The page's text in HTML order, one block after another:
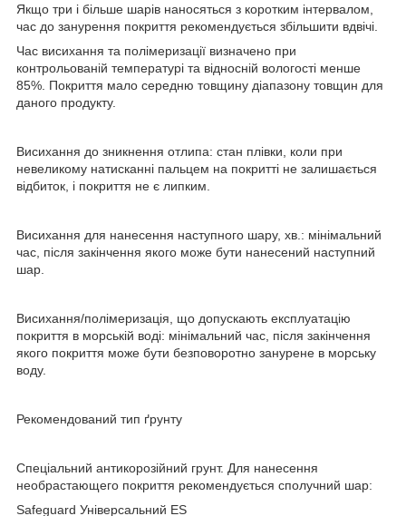
Якщо три і більше шарів наносяться з коротким інтервалом,
час до занурення покриття рекомендується збільшити вдвічі.
Час висихання та полімеризації визначено при
контрольованій температурі та відносній вологості менше
85%. Покриття мало середню товщину діапазону товщин для
даного продукту.
Висихання до зникнення отлипа: стан плівки, коли при
невеликому натисканні пальцем на покритті не залишається
відбиток, і покриття не є липким.
Висихання для нанесення наступного шару, хв.: мінімальний
час, після закінчення якого може бути нанесений наступний
шар.
Висихання/полімеризація, що допускають експлуатацію
покриття в морській воді: мінімальний час, після закінчення
якого покриття може бути безповоротно занурене в морську
воду.
Рекомендований тип ґрунту
Спеціальний антикорозійний грунт. Для нанесення
необрастающего покриття рекомендується сполучний шар:
Safeguard Універсальний ES